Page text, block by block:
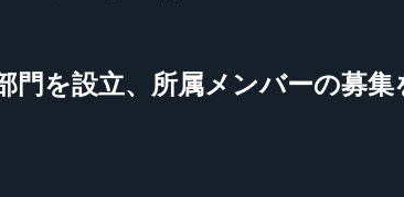
門を設立、所属メンバーの募集